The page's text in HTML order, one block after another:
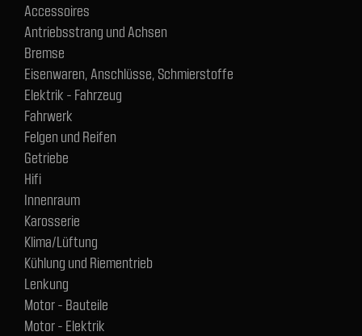
Accessoires
Antriebsstrang und Achsen
Bremse
Eisenwaren, Anschlüsse, Schmierstoffe
Elektrik - Fahrzeug
Fahrwerk
Felgen und Reifen
Getriebe
Hifi
Innenraum
Karosserie
Klima/Lüftung
Kühlung und Riementrieb
Lenkung
Motor - Bauteile
Motor - Elektrik